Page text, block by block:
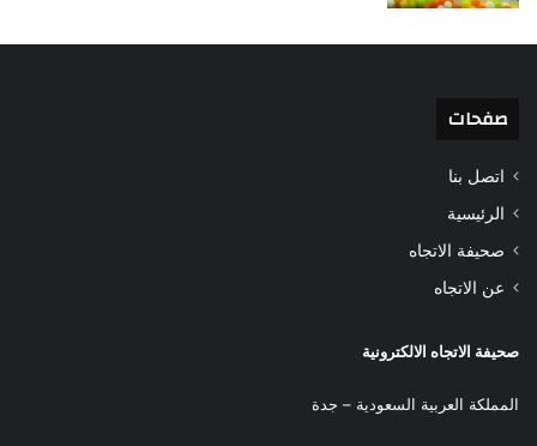
صفحات
اتصل بنا
الرئيسية
صحيفة الاتجاه
عن الاتجاه
صحيفة الاتجاه الالكترونية
المملكة العربية السعودية – جدة